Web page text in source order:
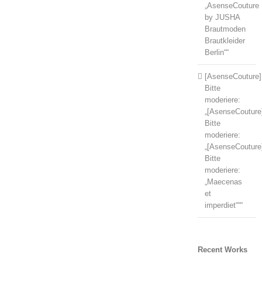
„AsenseCouture
by JUSHA
Brautmoden
Brautkleider
Berlin““
[AsenseCouture]
Bitte
moderiere:
Bitte
moderiere:
Bitte
moderiere:
„Maecenas
et
imperdiet“““
Recent Works